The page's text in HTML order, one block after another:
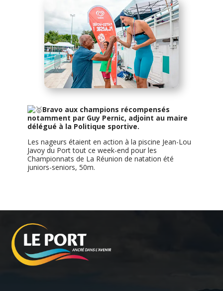
Bravo aux champions récompensés
notamment par Guy Pernic, adjoint au maire
délégué à la Politique sportive.
Les nageurs étaient en action à la piscine Jean-Lou
Javoy du Port tout ce week-end pour les
Championnats de La Réunion de natation été
juniors-seniors, 50m.